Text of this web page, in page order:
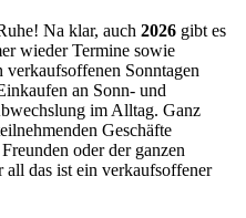
Na klar, auch 2026 gibt es
wieder Termine sowie
Sonntagen
an Sonn- und
im Alltag. Ganz
Geschäfte
oder der ganzen
all das ist ein verkaufsoffener